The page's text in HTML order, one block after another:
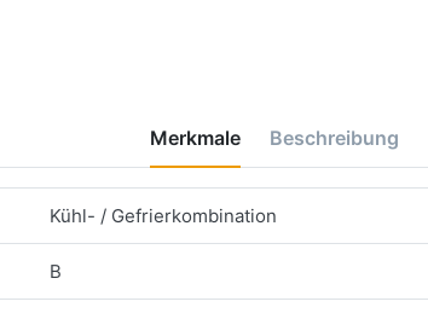
Merkmale Beschreibung
Kühl- / Gefrierkombination
B